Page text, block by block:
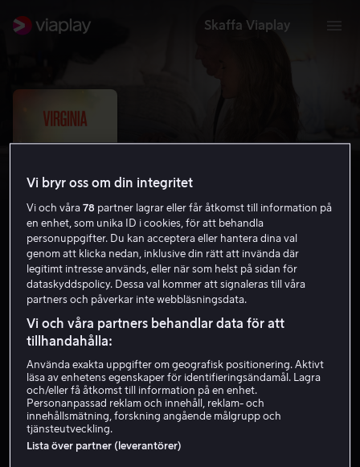
Skaffa Viaplay
Virginia
HD
Hyr 39 kr
Köp 89 kr
Vi bryr oss om din integritet
Vi och våra78 partner lagrar eller får åtkomst till information på
en enhet, som unika ID i cookies, för att behandla
personuppgifter. Du kan acceptera eller hantera dina val
genom att klicka nedan, inklusive din rätt att invända där
legitimt intresse används, eller när som helst på sidan för
dataskyddspolicy. Dessa val kommer att signaleras till våra
partners och påverkar inte webbläsningsdata.
Vi och våra partners behandlar data för att
tillhandahålla:
Använda exakta uppgifter om geografisk positionering. Aktivt
läsa av enhetens egenskaper för identifieringsändamål. Lagra
och/eller få åtkomst till information på en enhet.
Personanpassad reklam och innehåll, reklam- och
innehållsmätning, forskning angående målgrupp och
tjänsteutveckling.
Lista över partner (leverantörer)